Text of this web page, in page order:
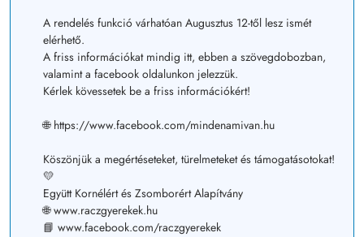
A rendelés funkció várhatóan Augusztus 12-től lesz ismét
elérhető.
A friss információkat mindig itt, ebben a szövegdobozban,
valamint a facebook oldalunkon jelezzük.
Kérlek kövessetek be a friss információkért!
🌐 https://www.facebook.com/mindenamivan.hu
Köszönjük a megértéseteket, türelmeteket és támogatásotokat!
💛
Együtt Kornélért és Zsomborért Alapítvány
🌐 www.raczgyerekek.hu
📘 www.facebook.com/raczgyerekek